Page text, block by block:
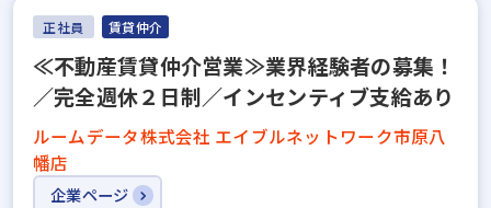
正社員 賃貸仲介
≪不動産賃貸仲介営業≫業界経験者の募集！
／完全週休２日制／インセンティブ支給あり
ルームデータ株式会社 エイブルネットワーク市原八
幡店
企業ページ